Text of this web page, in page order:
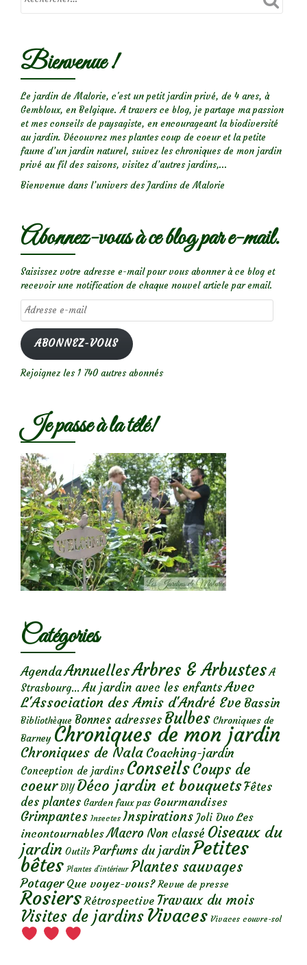
Bienvenue !
Le jardin de Malorie, c'est un petit jardin privé, de 4 ares, à
Gembloux, en Belgique. A travers ce blog, je partage ma passion
et mes conseils de paysagiste, en encourageant la biodiversité
au jardin. Découvrez mes plantes coup de coeur et la petite
faune d’un jardin naturel, suivez les chroniques de mon jardin
privé au fil des saisons, visitez d’autres jardins,...
Bienvenue dans l’univers des Jardins de Malorie
Abonnez-vous à ce blog par e-mail.
Saisissez votre adresse e-mail pour vous abonner à ce blog et
recevoir une notification de chaque nouvel article par email.
Adresse
e-
mail
ABONNEZ-VOUS
Rejoignez les 1 740 autres abonnés
Je passe à la télé!
Catégories
AgendaAnnuellesArbres & Arbustes A
Strasbourg... Au jardin avec les enfantsAvec
L'Association des Amis d'André Eve Bassin
Bibliothèque Bonnes adresses Bulbes Chroniques de
Barney Chroniques de mon jardin
Chroniques de Nala Coaching-jardin
Conception de jardins ConseilsCoups de
coeur DIY Déco jardin et bouquetsFêtes
des plantes Garden faux pas Gourmandises
Grimpantes Insectes Inspirations Joli Duo Les
incontournables Macro Non classé Oiseaux du
jardin Outils Parfums du jardinPetites
bêtes Plantes d’intérieur Plantes sauvages
Potager Que voyez-vous? Revue de presse
Rosiers Rétrospective Travaux du mois
Visites de jardins Vivaces Vivaces couvre-sol